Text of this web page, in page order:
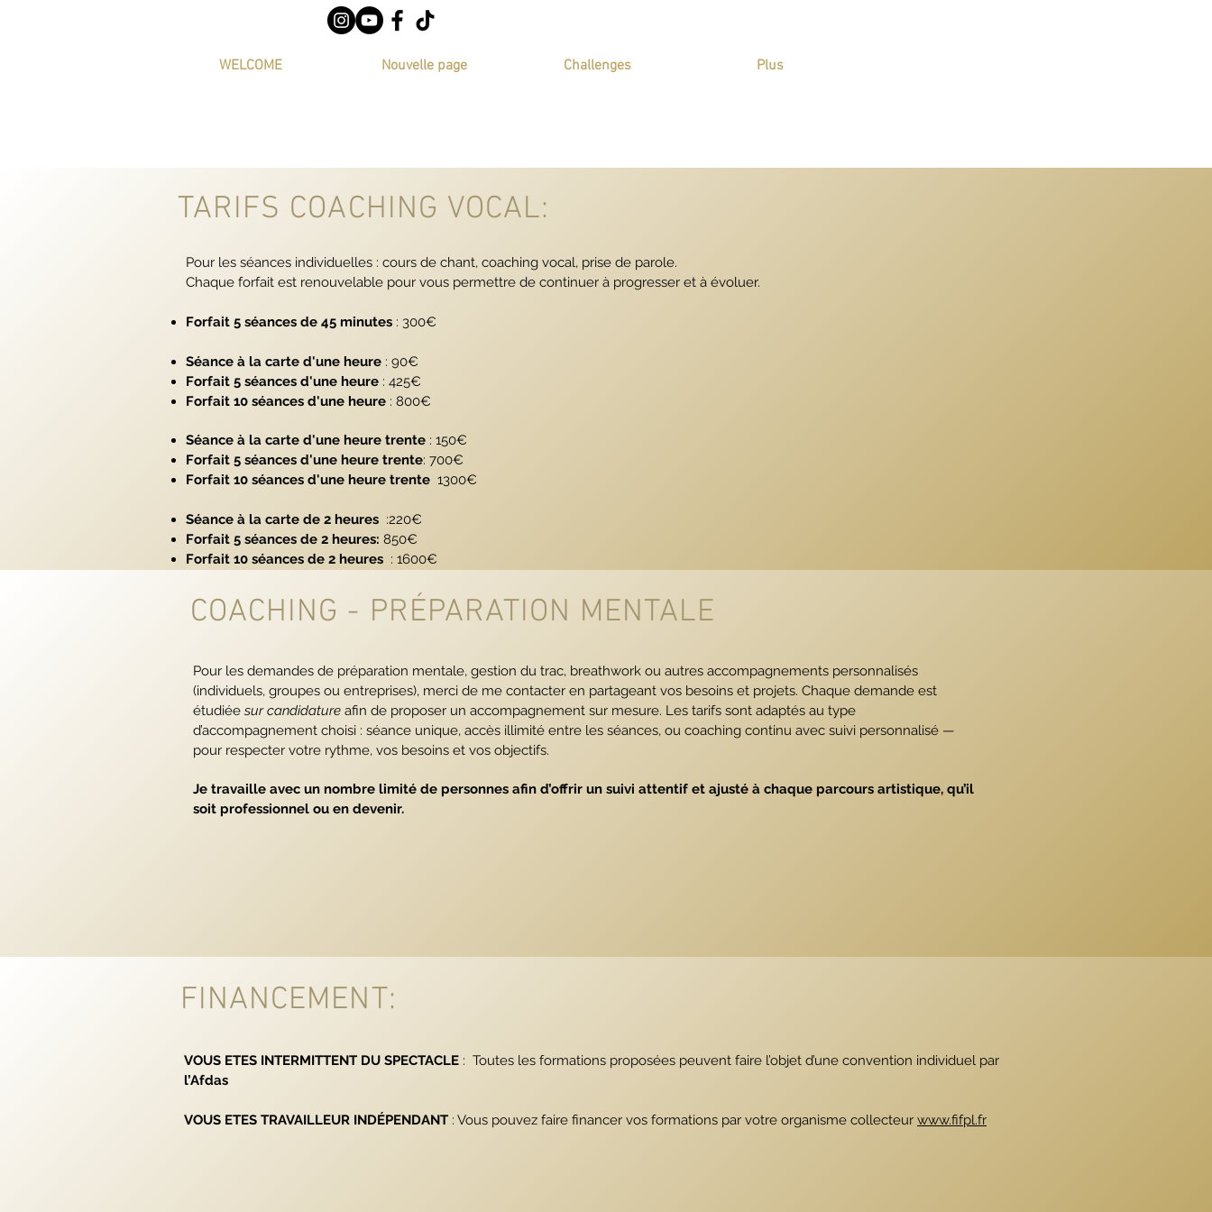
WELCOME Nouvelle page Challenges Plus
TARIFS COACHING VOCAL:
Pour les séances individuelles : cours de chant, coaching vocal, prise de parole.
Chaque forfait est renouvelable pour vous permettre de continuer à progresser et à évoluer.
Forfait 5 séances de 45 minutes : 300€
Séance à la carte d'une heure : 90€
Forfait 5 séances d'une heure : 425€
Forfait 10 séances d'une heure : 800€
Séance à la carte d'une heure trente : 150€
Forfait 5 séances d'une heure trente: 700€
Forfait 10 séances d'une heure trente 1300€
Séance à la carte de 2 heures :220€
Forfait 5 séances de 2 heures: 850€
Forfait 10 séances de 2 heures : 1600€
COACHING - PRÉPARATION MENTALE
Pour les demandes de préparation mentale, gestion du trac, breathwork ou autres accompagnements personnalisés
(individuels, groupes ou entreprises), merci de me contacter en partageant vos besoins et projets. Chaque demande est
étudiée sur candidature afin de proposer un accompagnement sur mesure. Les tarifs sont adaptés au type
d’accompagnement choisi : séance unique, accès illimité entre les séances, ou coaching continu avec suivi personnalisé —
pour respecter votre rythme, vos besoins et vos objectifs.
Je travaille avec un nombre limité de personnes afin d’offrir un suivi attentif et ajusté à chaque parcours artistique, qu’il
soit professionnel ou en devenir.
FINANCEMENT:
VOUS ETES INTERMITTENT DU SPECTACLE : Toutes les formations proposées peuvent faire l’objet d’une convention individuel par
l’Afdas
VOUS ETES TRAVAILLEUR INDÉPENDANT : Vous pouvez faire financer vos formations par votre organisme collecteur www.fifpl.fr